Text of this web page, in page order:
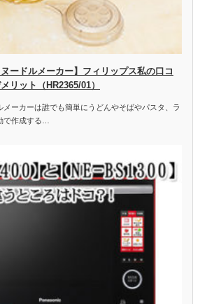
ヌードルメーカー】フィリップス私の口コ
リット（HR2365/01）
メーカーは誰でも簡単にうどんやそばやパスタ、ラ
で作成する…